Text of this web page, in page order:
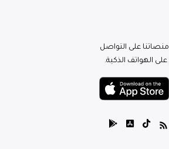
على التواصل
الهواتف الذكية.